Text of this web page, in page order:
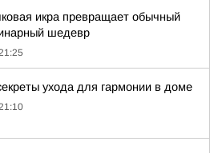
икра превращает обычный
шедевр
ухода для гармонии в доме